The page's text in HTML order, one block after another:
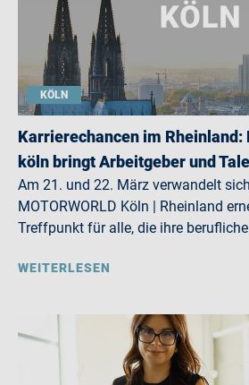
KÖLN
Karrierechancen im Rheinland:
köln bringt Arbeitgeber und
Am 21. und 22. März verwandelt
MOTORWORLD Köln | Rheinland
Treffpunkt für alle, die ihre
WEITERLESEN